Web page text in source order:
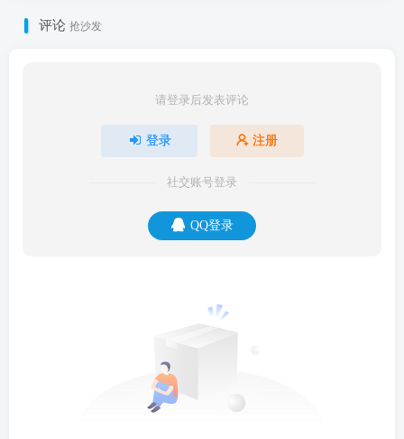
评论 抢沙发
请登录后发表评论
登录 注册
社交账号登录
QQ登录